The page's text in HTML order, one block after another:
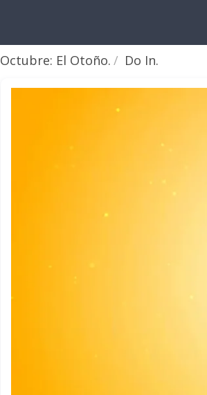
Octubre: El Otoño. Do In.